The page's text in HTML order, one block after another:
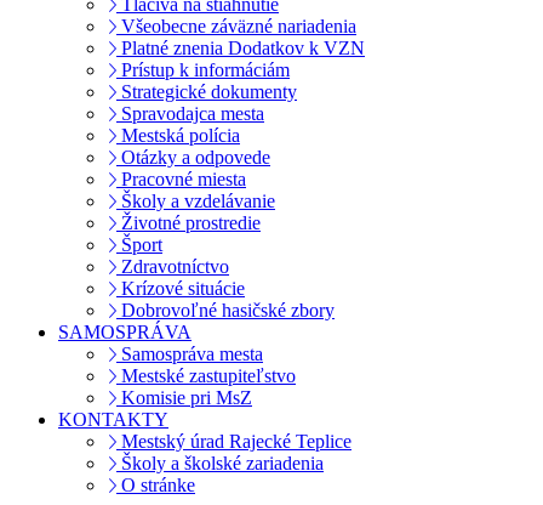
Všeobecne záväzné nariadenia
Platné znenia Dodatkov k VZN
Prístup k informáciám
Strategické dokumenty
Spravodajca mesta
Mestská polícia
Otázky a odpovede
Pracovné miesta
Školy a vzdelávanie
Životné prostredie
Šport
Zdravotníctvo
Krízové situácie
Dobrovoľné hasičské zbory
SAMOSPRÁVA
Samospráva mesta
Mestské zastupiteľstvo
Komisie pri MsZ
KONTAKTY
Mestský úrad Rajecké Teplice
Školy a školské zariadenia
O stránke